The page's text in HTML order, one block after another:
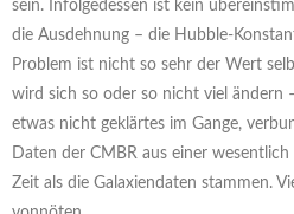
sein. Infolgedessen ist kein
die Ausdehnung – die Hubble-
Problem ist nicht so sehr der Wert
wird sich so oder so nicht viel ändern
etwas nicht geklärtes im Gange,
Daten der CMBR aus einer
Zeit als die Galaxiendaten stammen.